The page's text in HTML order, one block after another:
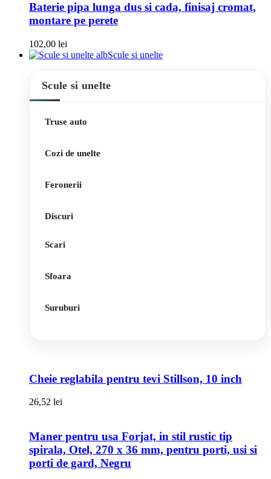
Baterie pipa lunga dus si cada, finisaj cromat,
montare pe perete
102,00 lei
Scule si unelte
Scule si unelte
Truse auto
Cozi de unelte
Feronerii
Discuri
Scari
Sfoara
Suruburi
Cheie reglabila pentru tevi Stillson, 10 inch
26,52 lei
Maner pentru usa Forjat, in stil rustic tip
spirala, Otel, 270 x 36 mm, pentru porti, usi si
porti de gard, Negru